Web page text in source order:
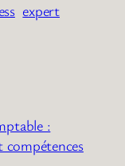
ess expert
: